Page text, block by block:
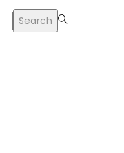
Search